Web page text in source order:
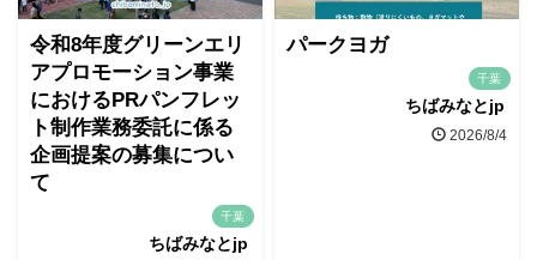
令和8年度グリーンエリ
アプロモーション事業
におけるPRパンフレッ
ト制作業務委託に係る
企画提案の募集につい
て
千葉
ちばみなとjp
パークヨガ
千葉
ちばみなとjp
2026/8/4